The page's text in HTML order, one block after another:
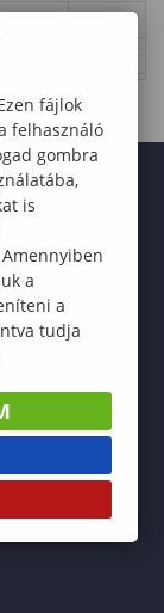
fájlok
felhasználó
gombra
is
a
a
tudja